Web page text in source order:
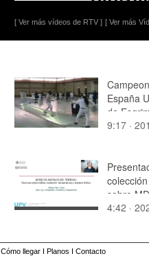
[ Ver más vídeos de RTV ] [ Ver más
España
de
9:17 ·
sobre
4:42 ·
Cómo llegar I Planos I Contacto